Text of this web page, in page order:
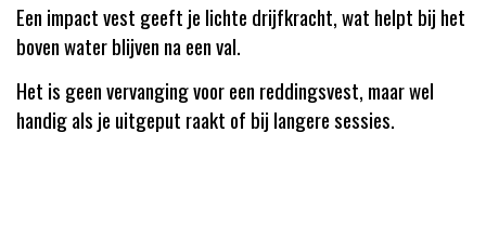
Een impact vest geeft je lichte drijfkracht, wat helpt bij het
boven water blijven na een val.
Het is geen vervanging voor een reddingsvest, maar wel
handig als je uitgeput raakt of bij langere sessies.